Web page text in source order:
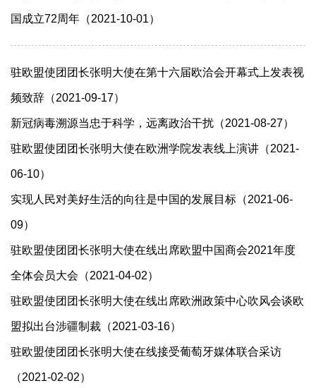
国成立72周年（2021-10-01）
驻欧盟使团团长张明大使在第十六届欧洽会开幕式上发表视
频致辞（2021-09-17）
新冠病毒溯源当忠于科学，远离政治干扰（2021-08-27）
驻欧盟使团团长张明大使在欧洲学院发表线上演讲（2021-
06-10）
实现人民对美好生活的向往是中国的发展目标（2021-06-
09）
驻欧盟使团团长张明大使在线出席欧盟中国商会2021年度
全体会员大会（2021-04-02）
驻欧盟使团团长张明大使在线出席欧洲政策中心吹风会谈欧
盟拟出台涉疆制裁（2021-03-16）
驻欧盟使团团长张明大使在线接受葡萄牙媒体联合采访
（2021-02-02）